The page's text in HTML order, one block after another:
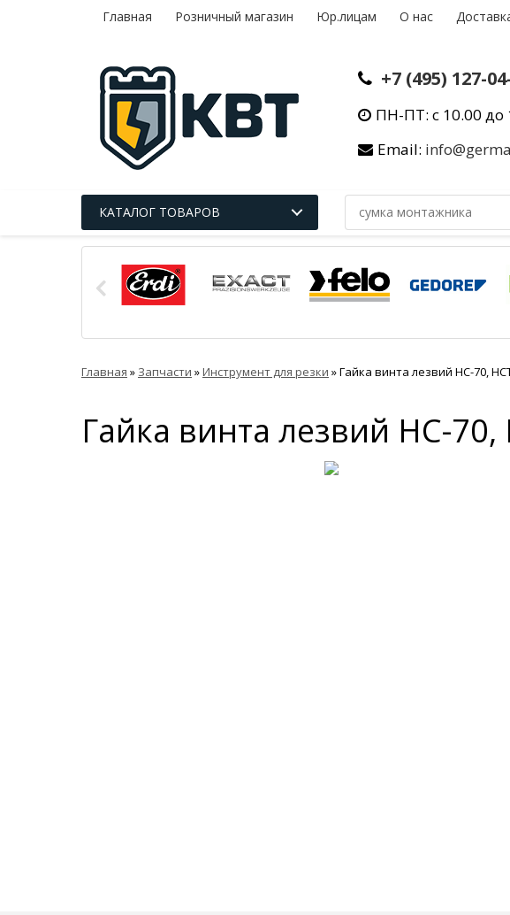
Главная Розничный магазин Юр.лицам О нас
+7 (495) 127-
ПН-ПТ: с 10.00 до
Email:
КАТАЛОГ ТОВАРОВ
Главная » Запчасти »Инструмент для резки »Гайка винта лезвий НС-70,
Гайка винта лезвий НС-